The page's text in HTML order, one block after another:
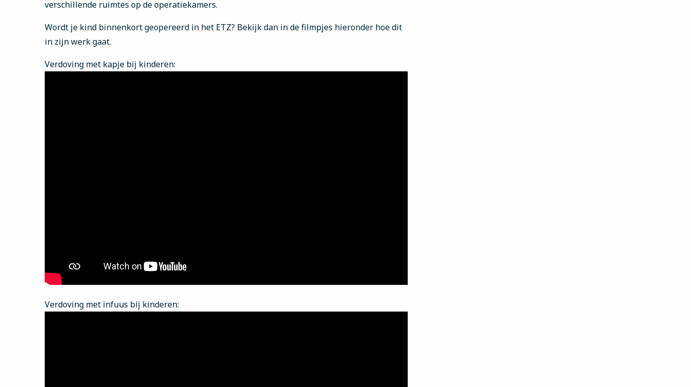
verschillende ruimtes op de operatiekamers.
Wordt je kind binnenkort geopereerd in het ETZ? Bekijk dan in de filmpjes hieronder hoe dit
in zijn werk gaat.
Verdoving met kapje bij kinderen:
Verdoving met infuus bij kinderen: